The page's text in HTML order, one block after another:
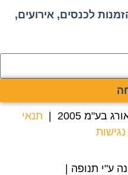
לכנסים, אירועים,
2005 |
תנאי
ע"י תנופה |